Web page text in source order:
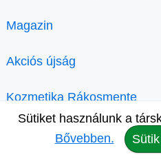
Magazin
Akciós újság
Kozmetika Rákosmente
Sütiket használunk a
Bővebben.